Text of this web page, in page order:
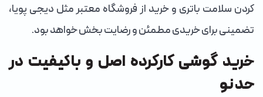
کردن سلامت باتری و خرید از فروشگاه معتبر مثل دیجی پویا،
تضمینی برای خریدی مطمئن و رضایت بخش خواهد بود.
خرید گوشی کارکرده اصل و باکیفیت در
حد نو